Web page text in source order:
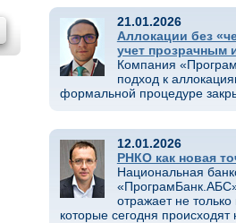
21.01.2026
Аллокации без
учет прозрачным
Компания
подход к
формальной процедуре
12.01.2026
РНКО как новая
Национальная
отражает не
которые сегодня